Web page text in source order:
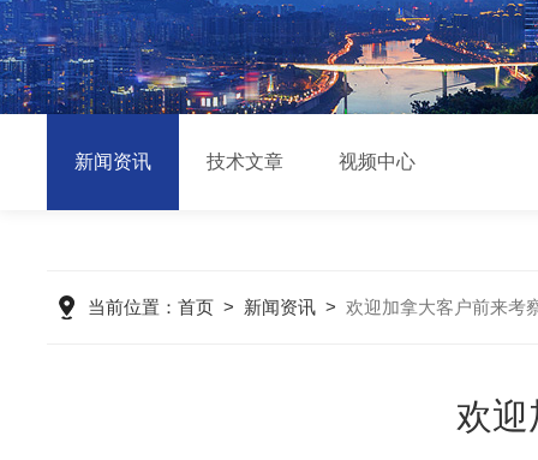
新闻资讯 技术文章 视频中心
当前位置： 首页 > 新闻资讯 > 欢迎加拿大客户前来考
欢迎